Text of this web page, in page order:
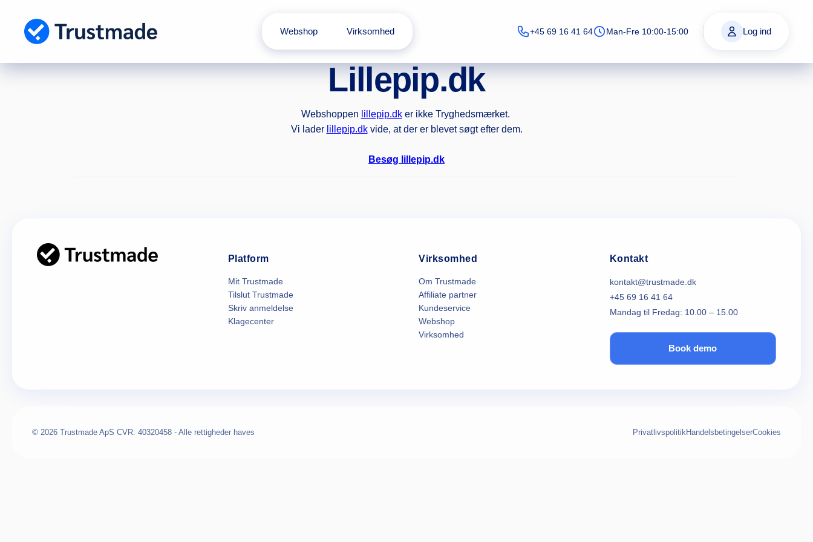
indhold
Webshop Virksomhed +45 69 16 41 64 Man-Fre 10:00-15:00 Log ind
Lillepip.dk
Webshoppen lillepip.dker ikke Tryghedsmærket.
Vi lader lillepip.dkvide, at der er blevet søgt efter dem.
Besøg lillepip.dk
Platform
Mit Trustmade
Tilslut Trustmade
Skriv anmeldelse
Klagecenter
Virksomhed
Om Trustmade
Affiliate partner
Kundeservice
Webshop
Virksomhed
Kontakt
kontakt@trustmade.dk
+45 69 16 41 64
Mandag til Fredag: 10.00 – 15.00
Book demo
© 2026 Trustmade ApS CVR: 40320458 - Alle rettigheder haves PrivatlivspolitikHandelsbetingelserCookies